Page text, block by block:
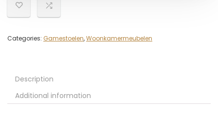
Categories: Gamestoelen,Woonkamermeubelen
Description
Additional information